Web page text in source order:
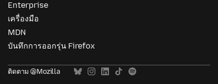
Enterprise
เครื่องมือ
MDN
บันทึกการออกรุ่น Firefox
ติดตาม @Mozilla